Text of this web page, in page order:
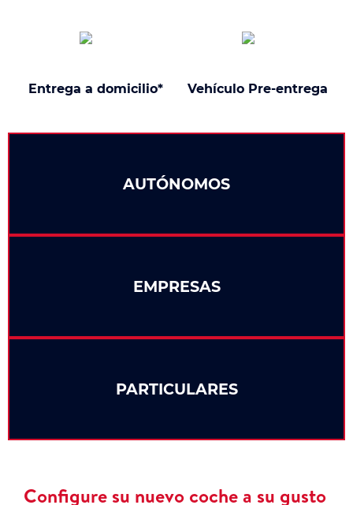
Entrega a domicilio* Vehículo Pre-entrega
PARTICULARES
AUTÓNOMOS
EMPRESAS
Configure su nuevo coche a su gusto